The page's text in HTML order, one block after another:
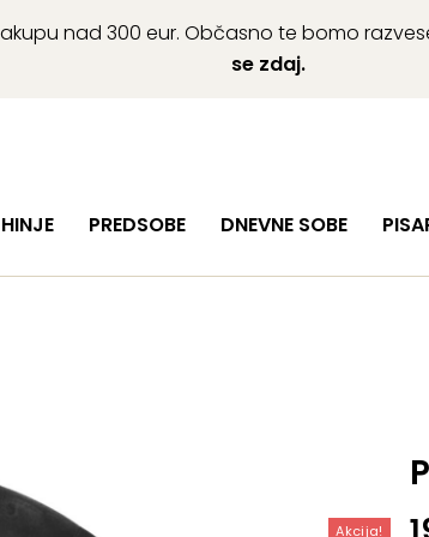
nad 300 eur. Občasno te bomo
se zdaj.
PREDSOBE DNEVNE SOBE
Akcija!